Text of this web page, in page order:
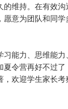
维持。在有效
意为团队和同
能力、思维能
令营再好不过
欢迎学生家长考